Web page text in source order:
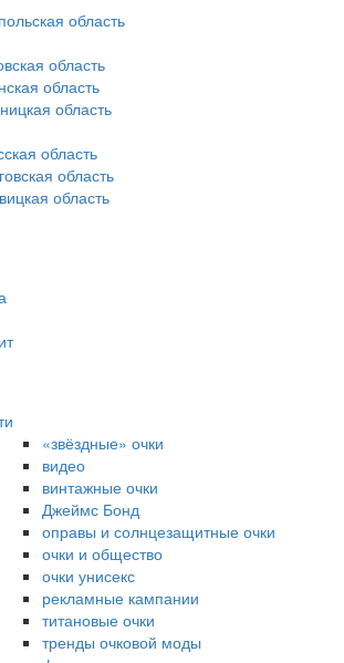
область
область
область
область
область
область
область
«звёздные» очки
видео
винтажные очки
Джеймс Бонд
оправы и солнцезащитные очки
очки и общество
очки унисекс
рекламные кампании
титановые очки
тренды очковой моды